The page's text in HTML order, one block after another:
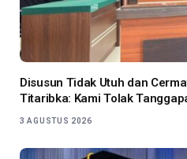
Disusun Tidak Utuh dan
Titaribka: Kami Tolak
3 AGUSTUS 2026